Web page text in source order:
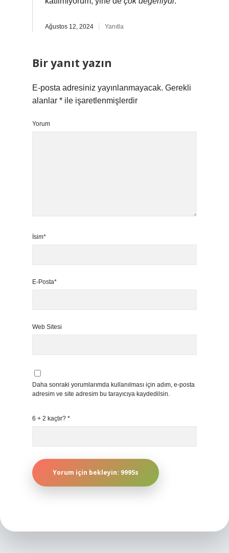
Ağustos 12, 2024 Yanıtla
Bir yanıt yazın
E-posta adresiniz yayınlanmayacak. Gerekli
alanlar * ile işaretlenmişlerdir
Yorum
İsim*
E-Posta*
Web Sitesi
Daha sonraki yorumlarımda kullanılması için adım, e-posta
adresim ve site adresim bu tarayıcıya kaydedilsin.
6 + 2 kaçtır? *